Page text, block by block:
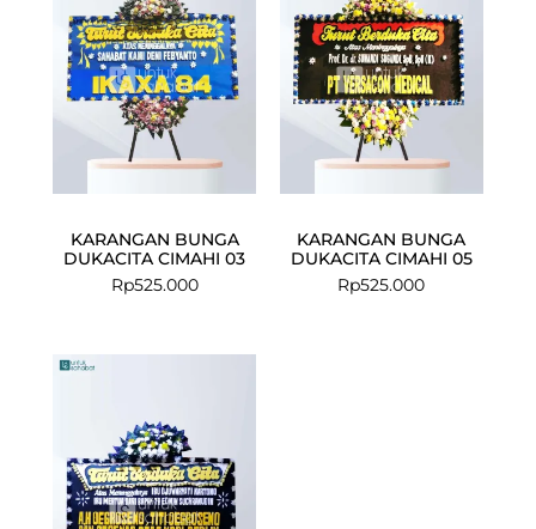
KARANGAN BUNGA
DUKACITA CIMAHI 03
Rp525.000
KARANGAN BUNGA
DUKACITA CIMAHI 05
Rp525.000